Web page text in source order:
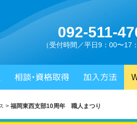
092-511-
（受付時間／平日9：00〜17
相談•資格取得 加入方法
> 福岡東西支部10周年 職人まつり